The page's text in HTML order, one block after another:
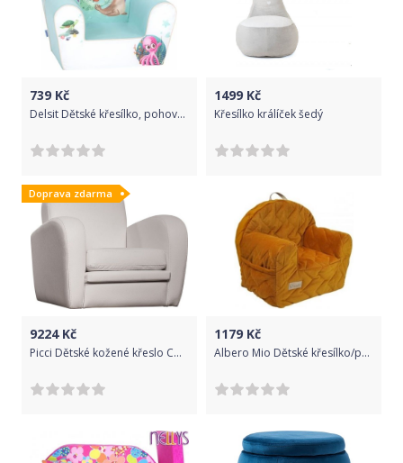
739 Kč
Delsit Dětské křesílko, pohovka - Ariel, mátové
1499 Kč
Křesílko králíček šedý
Doprava zdarma
9224Kč
Picci Dětské kožené křeslo CHEESECAKE
1179 Kč
Albero Mio Dětské křesílko/pohovečka Velvet - hořčicové